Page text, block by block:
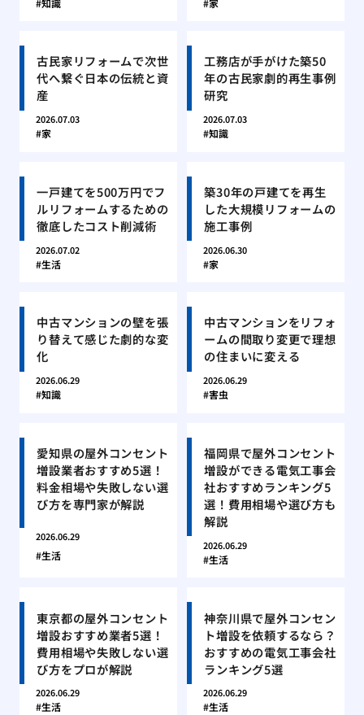
古民家リフォームで次世
代へ繋ぐ日本の伝統と資
産
2026.07.03
家
工務店が手がけた築50
年の古民家劇的再生事例
研究
2026.07.03
知識
一戸建てを500万円でフ
ルリフォームするための
徹底したコスト削減術
2026.07.02
生活
築30年の戸建てを再生
した大規模リフォームの
施工事例
2026.06.30
家
中古マンションの壁を張
り替えて感じた劇的な変
化
2026.06.29
知識
中古マンションをリフォ
ームの間取り変更で理想
の住まいに変える
2026.06.29
害虫
愛知県の屋外コンセント
増設業者おすすめ5選！
料金相場や失敗しない選
び方を専門家が解説
2026.06.29
生活
福岡県で屋外コンセント
増設ができる電気工事会
社おすすめランキング5
選！費用相場や選び方も
解説
2026.06.29
生活
東京都の屋外コンセント
増設おすすめ業者5選！
費用相場や失敗しない選
び方をプロが解説
2026.06.29
生活
神奈川県で屋外コンセン
ト増設を依頼するなら？
おすすめの電気工事会社
ランキング5選
2026.06.29
生活